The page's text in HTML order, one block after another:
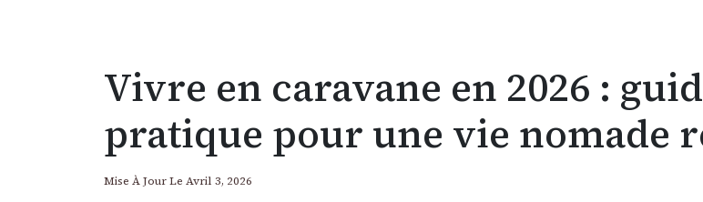
Vivre en caravane en 2026 :
pratique pour une vie nomade
Mise À Jour Le Avril 3, 2026